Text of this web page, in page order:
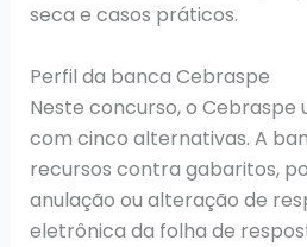
seca e casos práticos.
Perfil da banca Cebraspe
Neste concurso, o Cebraspe
com cinco alternativas. A
recursos contra gabaritos,
anulação ou alteração de
eletrônica da folha de